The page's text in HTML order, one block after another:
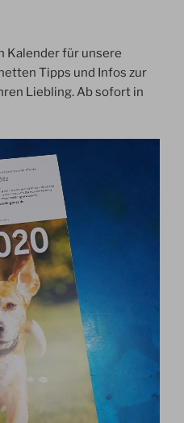
Kalender für unsere
Tipps und Infos zur
Liebling. Ab sofort in